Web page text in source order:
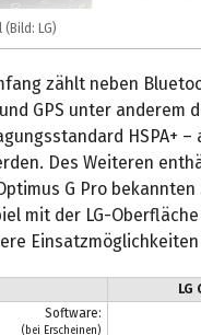
(Bild: LG)
zählt neben
GPS unter anderem
HSPA+ –
Des Weiteren
G Pro
mit der LG-
LG
Software:
(bei Erscheinen)